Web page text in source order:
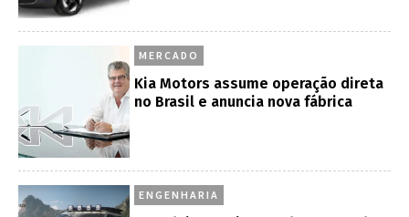
MERCADO
Kia Motors assume operação direta
no Brasil e anuncia nova fábrica
ENGENHARIA